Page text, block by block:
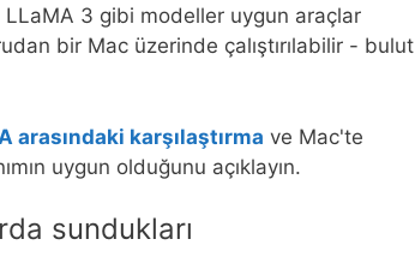
3 gibi modeller uygun araçlar
bir Mac üzerinde çalıştırılabilir - bulut
arasındaki karşılaştırma ve Mac'te
uygun olduğunu açıklayın.
sundukları